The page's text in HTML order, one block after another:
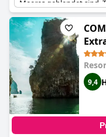
Meeres geblendet sind.
geschlossenen
wunderbar
ruhigen Strand.
eine perfekte
9,4